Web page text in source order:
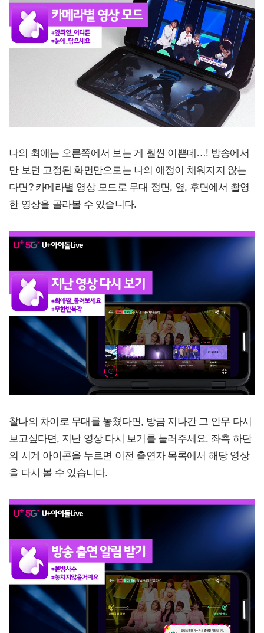
나의 최애는 오른쪽에서 보는 게 훨씬 이쁜데…! 방송에서
만 보던 고정된 화면만으로는 나의 애정이 채워지지 않는
다면? 카메라별 영상 모드로 무대 정면, 옆, 후면에서 촬영
한 영상을 골라볼 수 있습니다.
찰나의 차이로 무대를 놓쳤다면, 방금 지나간 그 안무 다시
보고싶다면, 지난 영상 다시 보기를 눌러주세요. 좌측 하단
의 시계 아이콘을 누르면 이전 출연자 목록에서 해당 영상
을 다시 볼 수 있습니다.